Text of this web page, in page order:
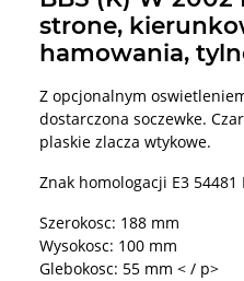
strone,
hamowania,
Z opcjonalnym
dostarczona soczewke.
plaskie zlacza wtykowe.
Znak homologacji E3 54481
Szerokosc: 188 mm
Wysokosc: 100 mm
Glebokosc: 55 mm < / p>